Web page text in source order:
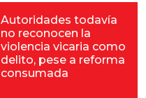
Autoridades todavía
no reconocen la
violencia vicaria como
delito, pese a reforma
consumada